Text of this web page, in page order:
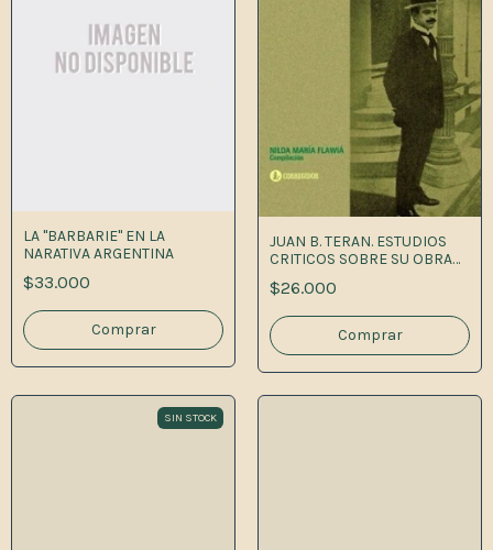
LA "BARBARIE" EN LA
NARATIVA ARGENTINA
$33.000
JUAN B. TERAN. ESTUDIOS
CRITICOS SOBRE SU OBRA
1A.ED
$26.000
SIN STOCK